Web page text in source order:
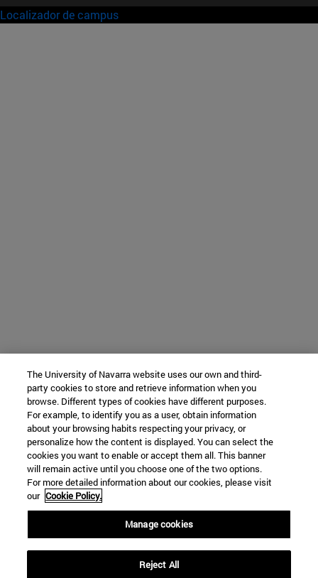
Localizador de campus
The University of Navarra website uses our own and third-
party cookies to store and retrieve information when you
browse. Different types of cookies have different purposes.
For example, to identify you as a user, obtain information
about your browsing habits respecting your privacy, or
personalize how the content is displayed. You can select the
cookies you want to enable or accept them all. This banner
will remain active until you choose one of the two options.
For more detailed information about our cookies, please visit
our Cookie Policy.
Manage cookies
Reject All